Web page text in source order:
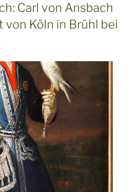
Carl von Ansbach
von Köln in Brühl bei